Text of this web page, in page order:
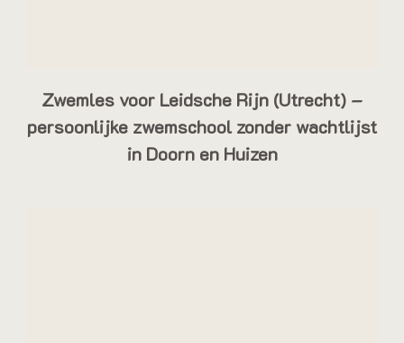
Zwemles voor Leidsche Rijn (Utrecht) –
persoonlijke zwemschool zonder wachtlijst
in Doorn en Huizen